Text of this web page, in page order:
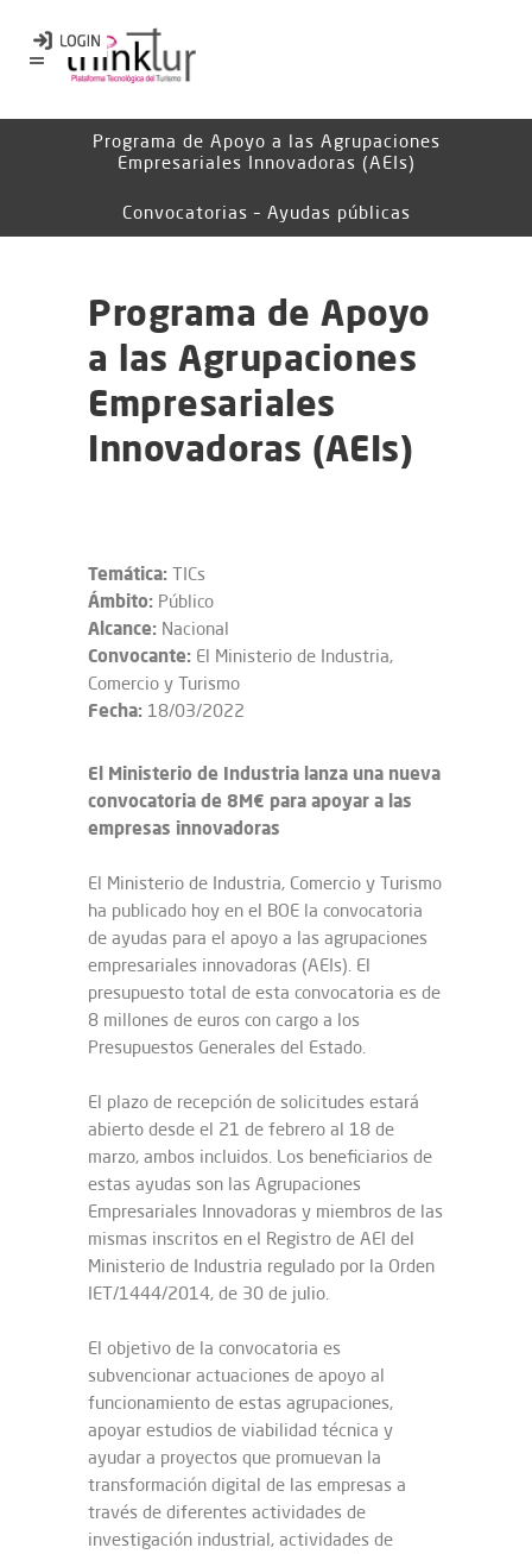
Programa de Apoyo a las Agrupaciones
Empresariales Innovadoras (AEIs)
Convocatorias – Ayudas públicas
Programa de Apoyo
a las Agrupaciones
Empresariales
Innovadoras (AEIs)
Temática: TICs
Ámbito: Público
Alcance: Nacional
Convocante: El Ministerio de Industria,
Comercio y Turismo
Fecha: 18/03/2022
El Ministerio de Industria lanza una nueva
convocatoria de 8M€ para apoyar a las
empresas innovadoras
El Ministerio de Industria, Comercio y Turismo
ha publicado hoy en el BOE la convocatoria
de ayudas para el apoyo a las agrupaciones
empresariales innovadoras (AEIs). El
presupuesto total de esta convocatoria es de
8 millones de euros con cargo a los
Presupuestos Generales del Estado.
El plazo de recepción de solicitudes estará
abierto desde el 21 de febrero al 18 de
marzo, ambos incluidos. Los beneficiarios de
estas ayudas son las Agrupaciones
Empresariales Innovadoras y miembros de las
mismas inscritos en el Registro de AEI del
Ministerio de Industria regulado por la Orden
IET/1444/2014, de 30 de julio.
El objetivo de la convocatoria es
subvencionar actuaciones de apoyo al
funcionamiento de estas agrupaciones,
apoyar estudios de viabilidad técnica y
ayudar a proyectos que promuevan la
transformación digital de las empresas a
través de diferentes actividades de
investigación industrial, actividades de